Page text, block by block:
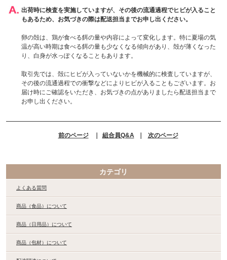
出荷時に検査を実施していますが、その後の流通過程でヒビが入ること
もあるため、お気づきの際は配送担当までお申し出ください。
卵の殻は、鶏が食べる餌の量や内容によって変化します。特に夏場の気
温が高い時期は食べる餌の量も少なくなる傾向があり、殻が薄くなった
り、白身が水っぽくなることもあります。
取引先では、殻にヒビが入っていないかを機械的に検査していますが、
その後の流通過程での衝撃などによりヒビが入ることもございます。お
届け時にご確認をいただき、お気づきの点がありましたら配送担当まで
お申し出ください。
前のページ ｜ 組合員Q&A ｜ 次のページ
カテゴリ
よくある質問
商品（食品）について
商品（日用品）について
商品（包材）について